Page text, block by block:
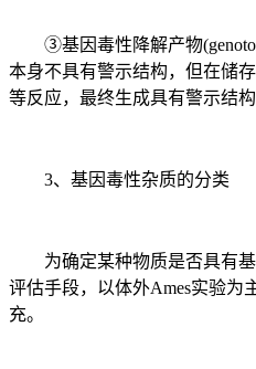
③基因毒性降解产物
本身不具有警示结构，但在储
等反应，最终生成具有警示结构
3、基因毒性杂质的分类
为确定某种物质是否具有基
评估手段，以体外Ames实验为
充。